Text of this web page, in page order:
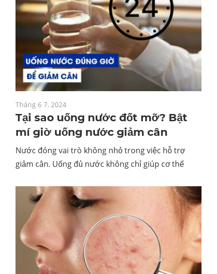
Tháng 6 7, 2024
Tại sao uống nước đốt mỡ? Bật
mí giờ uống nước giảm cân
Nước đóng vai trò không nhỏ trong việc hỗ trợ
giảm cân. Uống đủ nước không chỉ giúp cơ thể